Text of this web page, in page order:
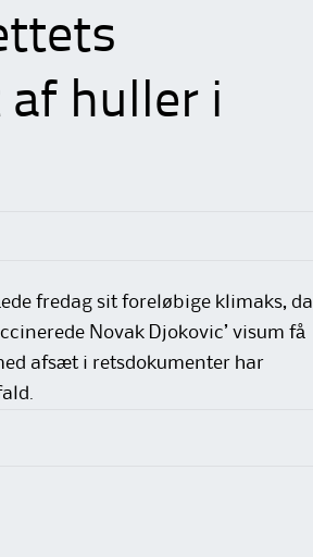
huller i
fredag sit foreløbige klimaks, da
Novak Djokovic’ visum få
afsæt i retsdokumenter har